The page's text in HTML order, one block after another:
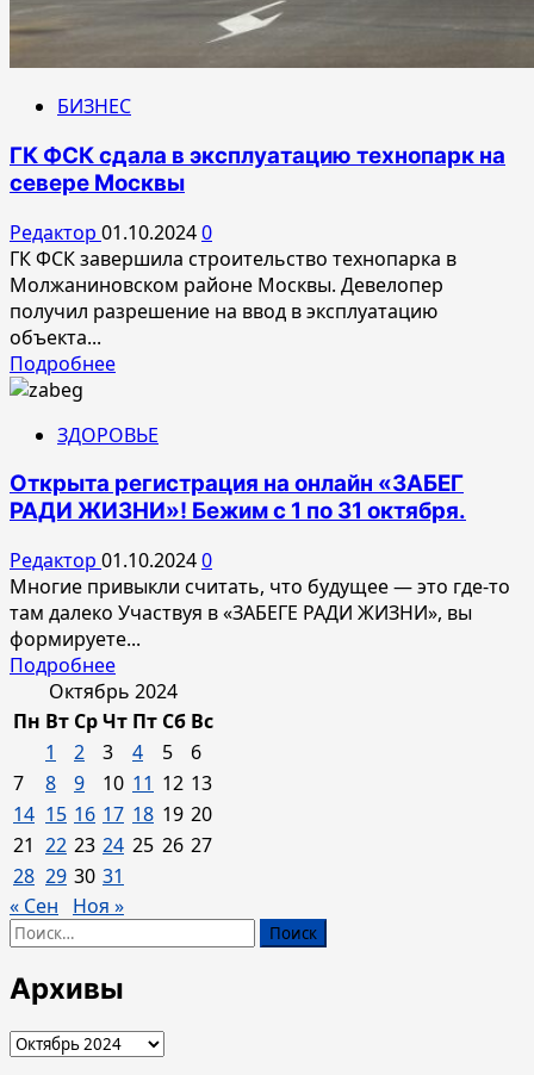
БИЗНЕС
ГК ФСК сдала в эксплуатацию технопарк на
севере Москвы
Редактор 01.10.20240
ГК ФСК завершила строительство технопарка в
Молжаниновском районе Москвы. Девелопер
получил разрешение на ввод в эксплуатацию
объекта...
ПодробнееПрочитать
ГК
сдала
в
технопарк
на
севере
Москвы
ЗДОРОВЬЕ
Открыта регистрация на онлайн «ЗАБЕГ
РАДИ ЖИЗНИ»! Бежим с 1 по 31 октября.
Редактор 01.10.20240
Многие привыкли считать, что будущее — это где-то
там далеко Участвуя в «ЗАБЕГЕ РАДИ ЖИЗНИ», вы
формируете...
ПодробнееПрочитать
больше
о
Открыта
регистрация
на
онлайн
«ЗАБЕГ
РАДИ
ЖИЗНИ»!
Бежим
с
1
по
31
октября.
Октябрь 2024
Пн Вт СрЧт Пт Сб Вс
1
2 3 4 5
6
7
8 9 10 11 12 13
14 15 16 17 18 19 20
21 22 23 24 25 26 27
28 29 30 31
« Сен
Ноя »
Найти:
Архивы
Архивы